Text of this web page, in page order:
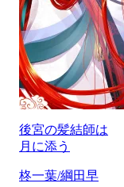
後宮の髪結師は
月に添う
柊一葉/綱田早